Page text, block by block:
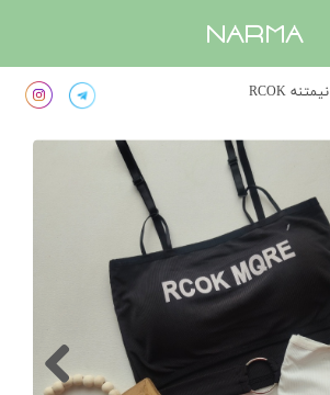
​narma
نیمتنه RCOK